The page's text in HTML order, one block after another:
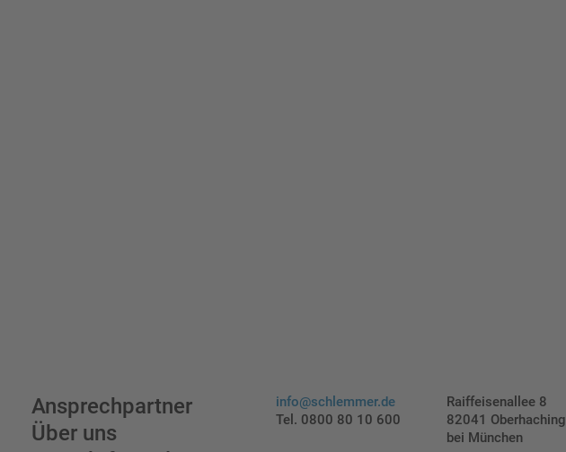
Ansprechpartner
Über uns
info@schlemmer.de
Tel. 0800 80 10 600
Raiffeisenallee 8
82041 Oberhaching
bei München